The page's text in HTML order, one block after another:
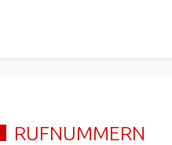
RUFNUMMERN